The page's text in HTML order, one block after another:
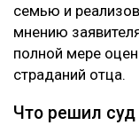
семью и
мнению
полной мере
страданий отца.
Что решил суд